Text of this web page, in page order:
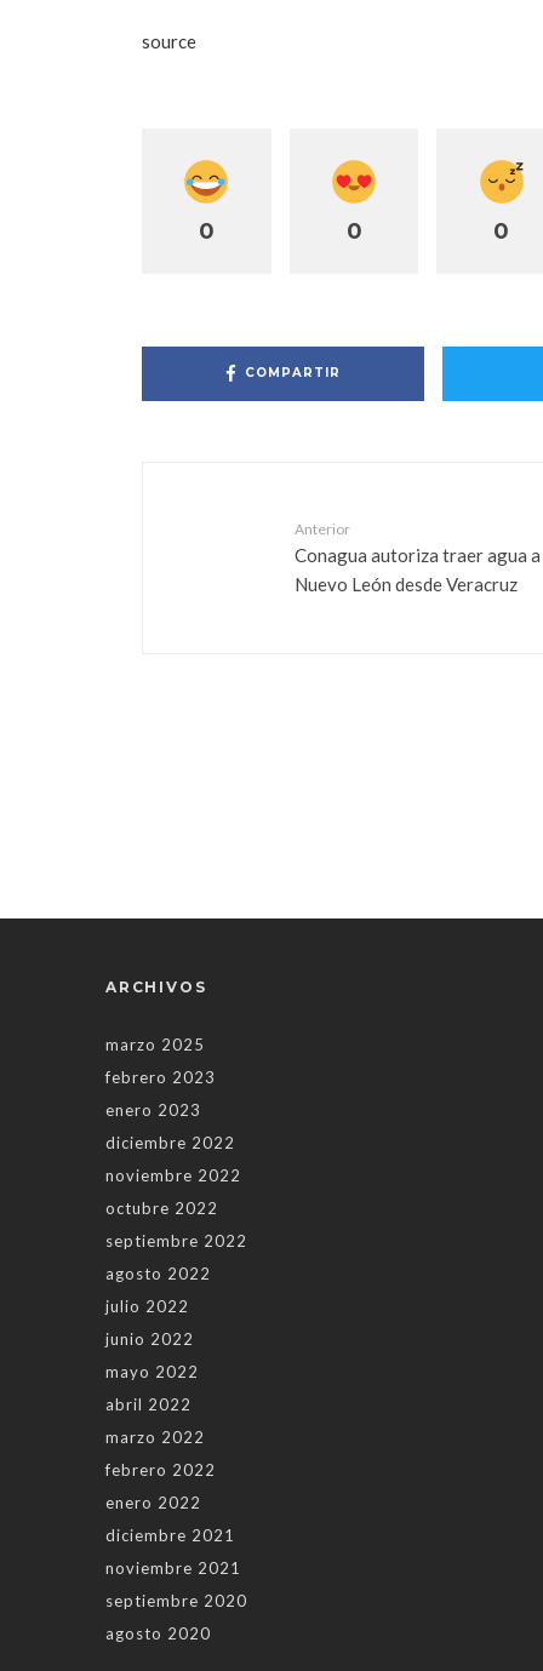
source
0 0 0
COMPARTIR
Anterior
Conagua autoriza traer agua a
Nuevo León desde Veracruz
ARCHIVOS
marzo 2025
febrero 2023
enero 2023
diciembre 2022
noviembre 2022
octubre 2022
septiembre 2022
agosto 2022
julio 2022
junio 2022
mayo 2022
abril 2022
marzo 2022
febrero 2022
enero 2022
diciembre 2021
noviembre 2021
septiembre 2020
agosto 2020